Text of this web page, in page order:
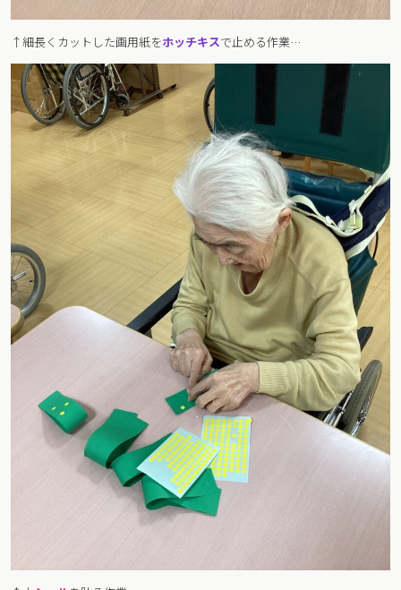
↑細長くカットした画用紙をホッチキスで止める作業…